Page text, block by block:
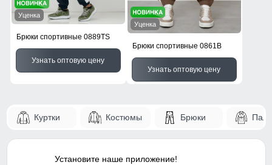
Уценка
Брюки спортивные 0889TS
Узнать оптовую цену
Уценка
Брюки спортивные 0861B
Узнать оптовую цену
Куртки Костюмы Брюки
Установите наше приложение!